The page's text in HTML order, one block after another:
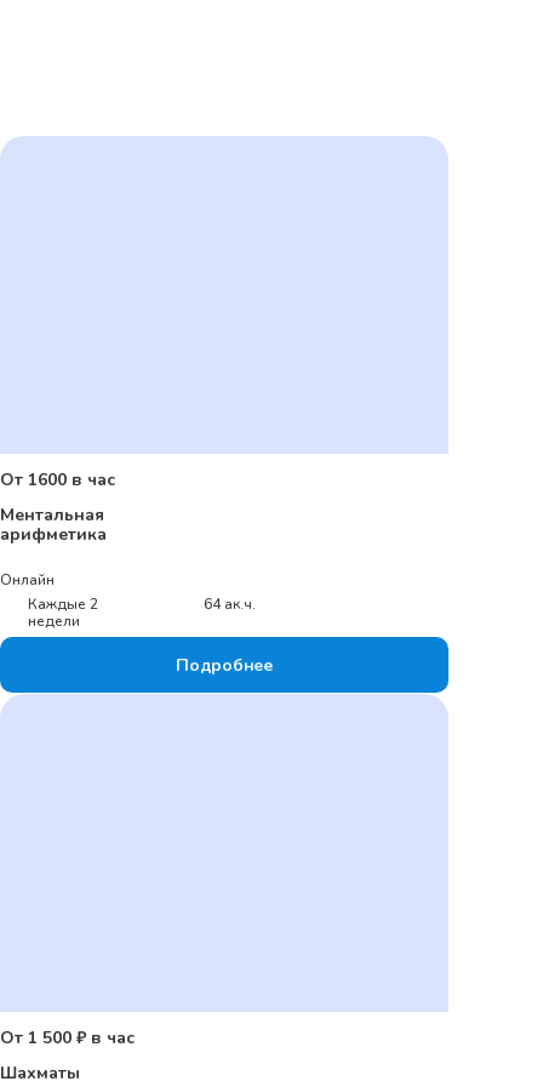
Подробнее
64 ак.ч.
Каждые 2
недели
Онлайн
От 1600 в час
Ментальная
арифметика
От 1 500 ₽ в час
Шахматы